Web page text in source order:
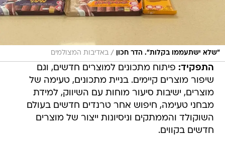
"שלא ישתעממו בקלות". הדר חכון / באדיבות המצולמים
התפקיד: פיתוח מתכונים למוצרים חדשים, וגם
שיפור מוצרים קיימים. בניית מתכונים, טעימה של
מוצרים, ישיבות סיעור מוחות עם השיווק, למידת
מבחני טעימה, חיפוש אחר טרנדים חדשים בעולם
השוקולד והממתקים וניסיונות ייצור של מוצרים
חדשים בקווים.